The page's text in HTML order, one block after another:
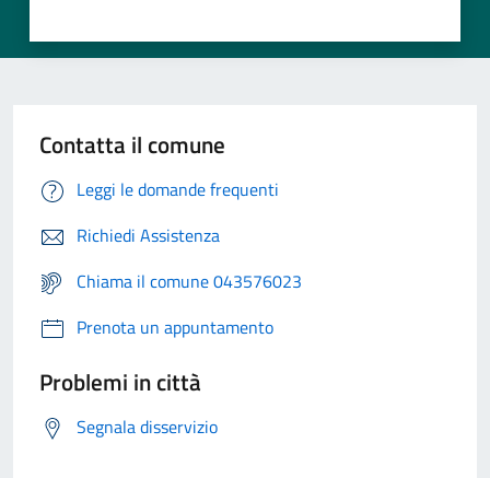
Contatta il comune
Leggi le domande frequenti
Richiedi Assistenza
Chiama il comune 043576023
Prenota un appuntamento
Problemi in città
Segnala disservizio